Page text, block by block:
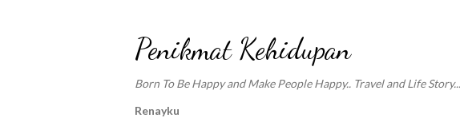
Penikmat Kehidupan
Born To Be Happy and Make People Happy.. Travel and Life Story...
Renayku